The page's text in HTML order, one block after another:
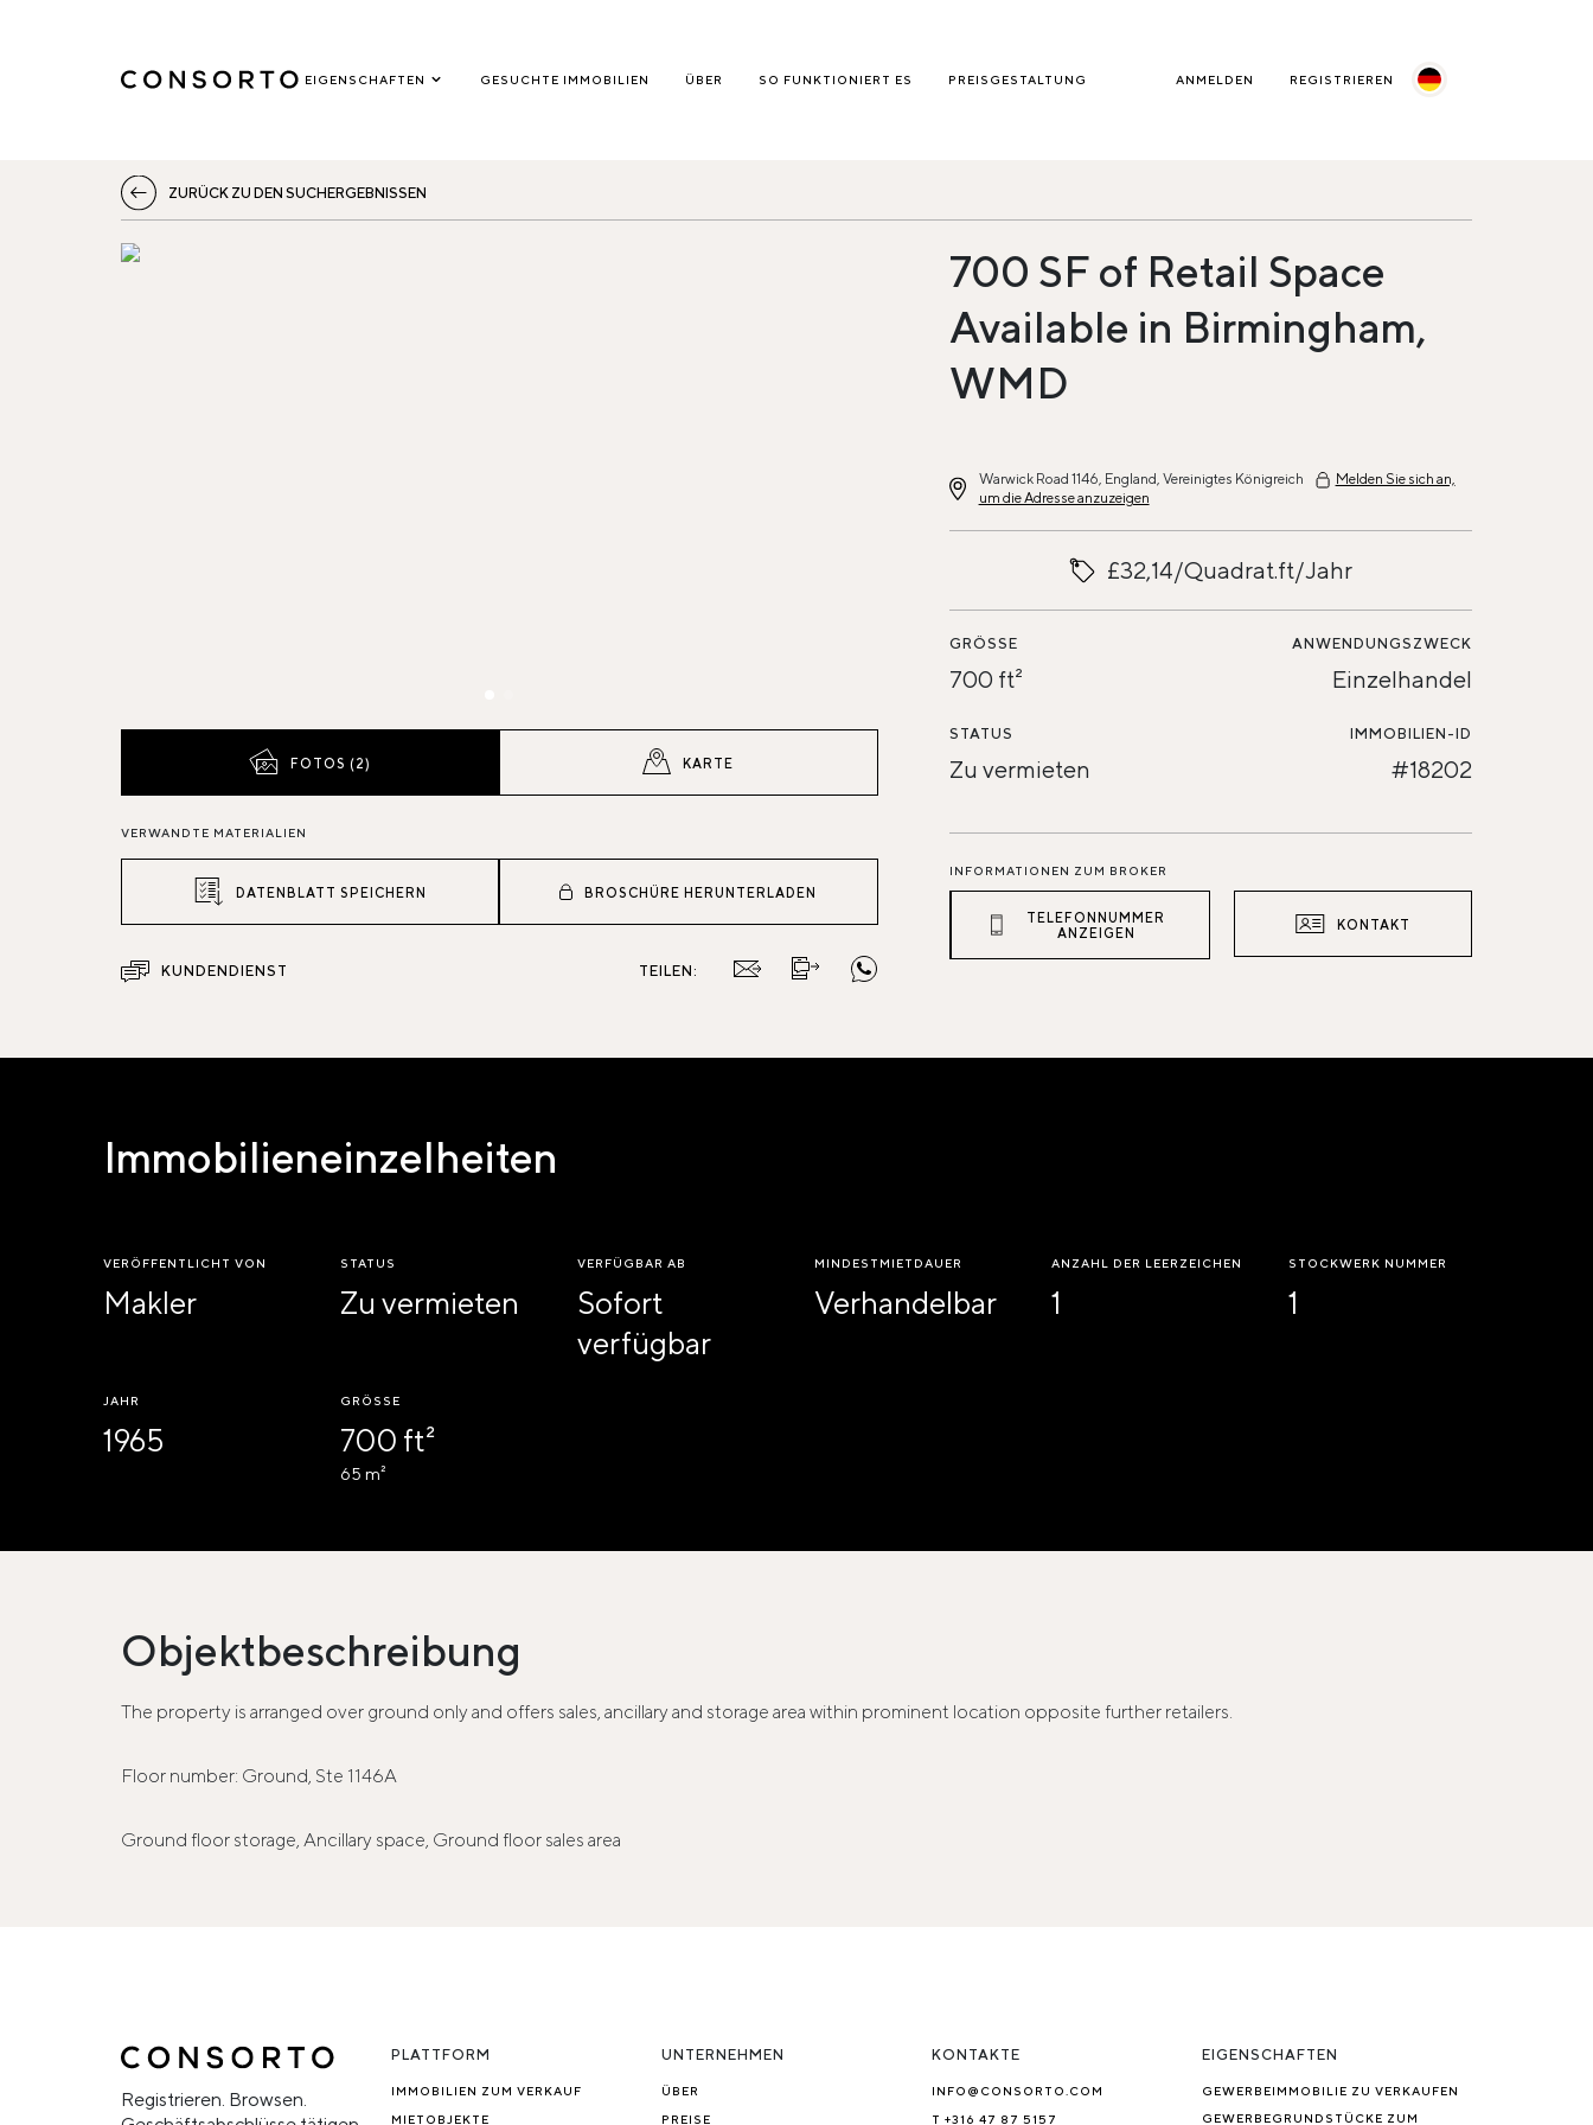
EIGENSCHAFTEN GESUCHTE IMMOBILIEN ÜBER SO FUNKTIONIERT ES PREISGESTALTUNG ANMELDEN REGISTRIEREN
ZURÜCK ZU DEN SUCHERGEBNISSEN
FOTOS (2) KARTE
VERWANDTE MATERIALIEN
DATENBLATT SPEICHERN BROSCHÜRE HERUNTERLADEN
KUNDENDIENST TEILEN:
700 SF of Retail Space
Available in Birmingham,
WMD
Warwick Road 1146, England, Vereinigtes Königreich
Melden Sie sich an,
um die Adresse anzuzeigen
£32,14/Quadrat.ft/Jahr
GRÖSSE
700 ft²
ANWENDUNGSZWECK
Einzelhandel
STATUS
Zu vermieten
IMMOBILIEN-ID
#18202
INFORMATIONEN ZUM BROKER
TELEFONNUMMER
ANZEIGEN
KONTAKT
Immobilieneinzelheiten
VERÖFFENTLICHT VON
Makler
STATUS
Zu vermieten
VERFÜGBAR AB
Sofort
verfügbar
MINDESTMIETDAUER
Verhandelbar
ANZAHL DER LEERZEICHEN
1
STOCKWERK NUMMER
1
JAHR
1965
GRÖSSE
700 ft²
65 m²
Objektbeschreibung
The property is arranged over ground only and offers sales, ancillary and storage area within prominent location opposite further retailers.
Floor number: Ground, Ste 1146A
Ground floor storage, Ancillary space, Ground floor sales area
Registrieren. Browsen.
PLATTFORM
IMMOBILIEN ZUM VERKAUF
MIETOBJEKTE
UNTERNEHMEN
ÜBER
PREISE
KONTAKTE
INFO@CONSORTO.COM
T +316 47 87 5157
EIGENSCHAFTEN
GEWERBEIMMOBILIE ZU VERKAUFEN
GEWERBEGRUNDSTÜCKE ZUM